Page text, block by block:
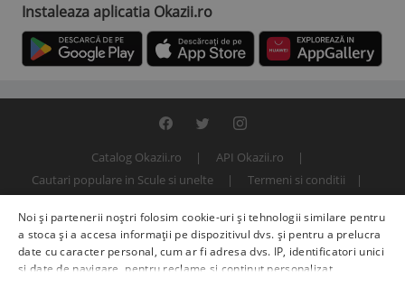
Instaleaza aplicatia Okazii.ro
Catalog Okazii.ro
API Okazii.ro
Cautari populare in Scule si unelte
Termeni si conditii
© 2000 - 2026 S.C. BITFACTOR S.R.L.
Noi și partenerii noștri folosim cookie-uri și tehnologii similare pentru
a stoca și a accesa informații pe dispozitivul dvs. și pentru a prelucra
date cu caracter personal, cum ar fi adresa dvs. IP, identificatori unici
și date de navigare, pentru reclame și conținut personalizat,